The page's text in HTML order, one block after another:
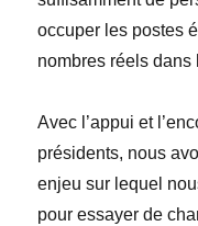
occuper les postes
nombres réels dans
Avec l’appui et
présidents, nous
enjeu sur lequel
pour essayer de